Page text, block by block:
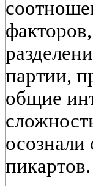
партии,
общие